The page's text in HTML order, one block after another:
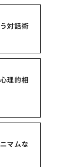
対話術
理的相
マムな